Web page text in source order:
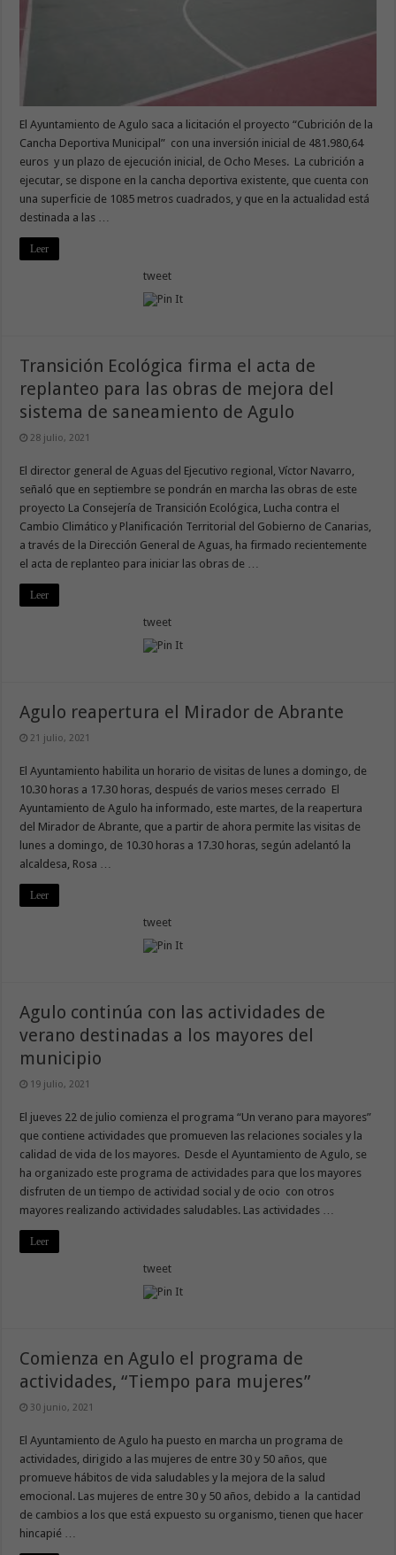
El Ayuntamiento de Agulo saca a licitación el proyecto “Cubrición de la
Cancha Deportiva Municipal” con una inversión inicial de 481.980,64
euros y un plazo de ejecución inicial, de Ocho Meses. La cubrición a
ejecutar, se dispone en la cancha deportiva existente, que cuenta con
una superficie de 1085 metros cuadrados, y que en la actualidad está
destinada a las …
Leer
tweet
Transición Ecológica firma el acta de
replanteo para las obras de mejora del
sistema de saneamiento de Agulo
28 julio, 2021
El director general de Aguas del Ejecutivo regional, Víctor Navarro,
señaló que en septiembre se pondrán en marcha las obras de este
proyecto La Consejería de Transición Ecológica, Lucha contra el
Cambio Climático y Planificación Territorial del Gobierno de Canarias,
a través de la Dirección General de Aguas, ha firmado recientemente
el acta de replanteo para iniciar las obras de …
Leer
tweet
Agulo reapertura el Mirador de Abrante
21 julio, 2021
El Ayuntamiento habilita un horario de visitas de lunes a domingo, de
10.30 horas a 17.30 horas, después de varios meses cerrado El
Ayuntamiento de Agulo ha informado, este martes, de la reapertura
del Mirador de Abrante, que a partir de ahora permite las visitas de
lunes a domingo, de 10.30 horas a 17.30 horas, según adelantó la
alcaldesa, Rosa …
Leer
tweet
Agulo continúa con las actividades de
verano destinadas a los mayores del
municipio
19 julio, 2021
El jueves 22 de julio comienza el programa “Un verano para mayores”
que contiene actividades que promueven las relaciones sociales y la
calidad de vida de los mayores. Desde el Ayuntamiento de Agulo, se
ha organizado este programa de actividades para que los mayores
disfruten de un tiempo de actividad social y de ocio con otros
mayores realizando actividades saludables. Las actividades …
Leer
tweet
Comienza en Agulo el programa de
actividades, “Tiempo para mujeres”
30 junio, 2021
El Ayuntamiento de Agulo ha puesto en marcha un programa de
actividades, dirigido a las mujeres de entre 30 y 50 años, que
promueve hábitos de vida saludables y la mejora de la salud
emocional. Las mujeres de entre 30 y 50 años, debido a la cantidad
de cambios a los que está expuesto su organismo, tienen que hacer
hincapié …